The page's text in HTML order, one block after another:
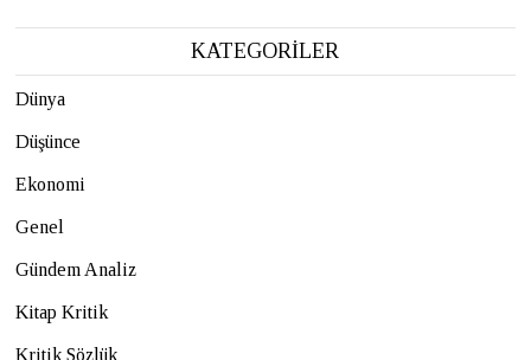
KATEGORİLER
Dünya
Düşünce
Ekonomi
Genel
Gündem Analiz
Kitap Kritik
Kritik Sözlük